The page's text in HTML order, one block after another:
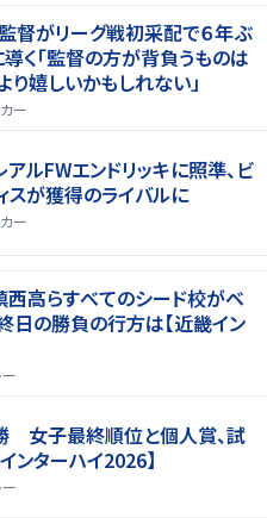
督がリーグ戦初采配で６年ぶ
く「監督の方が背負うものは
り嬉しいかもしれない」
ー
ルFWエンドリッキに照準、ビ
スが獲得のライバルに
ー
高らすべてのシード校がベ
日の勝負の行方は【近畿イン
女子最終順位と個人賞、試
ンターハイ2026】